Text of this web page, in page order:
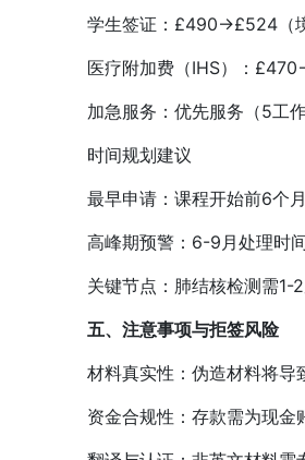
学生签证：£490→£524（境
医疗附加费（IHS）：
加急服务：优先服务（5工作
时间规划建议
最早申请：课程开始前6个月
高峰期预警：6-9月处理时间
关键节点：肺结核检测需1-2
五、注意事项与拒签风险
材料真实性：伪造材料将导致
资金合规性：存款需为现金